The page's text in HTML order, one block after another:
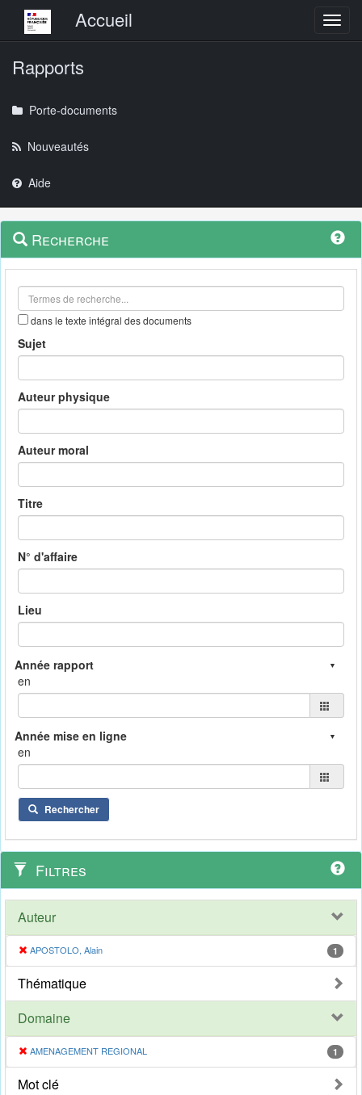
Menu principalAccueil
Rapports
Porte-documents
Nouveautés
Aide
Navigation
outils
Menu
contextuel
Recherche
dans le texte intégral des documents
Sujet
Auteur physique
Auteur moral
Titre
N° d'affaire
Lieu
en
en
Rechercher
Filtres
Auteur
APOSTOLO, Alain 1
Thématique
Domaine
AMENAGEMENT REGIONAL 1
Mot clé